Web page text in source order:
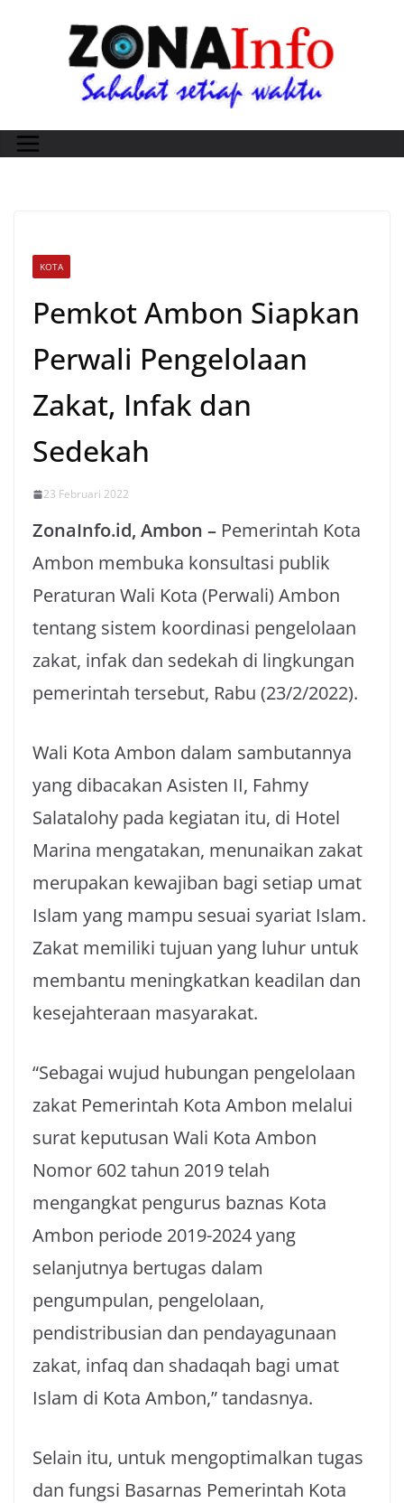
KOTA
Pemkot Ambon Siapkan
Perwali Pengelolaan
Zakat, Infak dan
Sedekah
23 Februari 2022
ZonaInfo.id, Ambon – Pemerintah Kota
Ambon membuka konsultasi publik
Peraturan Wali Kota (Perwali) Ambon
tentang sistem koordinasi pengelolaan
zakat, infak dan sedekah di lingkungan
pemerintah tersebut, Rabu (23/2/2022).
Wali Kota Ambon dalam sambutannya
yang dibacakan Asisten II, Fahmy
Salatalohy pada kegiatan itu, di Hotel
Marina mengatakan, menunaikan zakat
merupakan kewajiban bagi setiap umat
Islam yang mampu sesuai syariat Islam.
Zakat memiliki tujuan yang luhur untuk
membantu meningkatkan keadilan dan
kesejahteraan masyarakat.
“Sebagai wujud hubungan pengelolaan
zakat Pemerintah Kota Ambon melalui
surat keputusan Wali Kota Ambon
Nomor 602 tahun 2019 telah
mengangkat pengurus baznas Kota
Ambon periode 2019-2024 yang
selanjutnya bertugas dalam
pengumpulan, pengelolaan,
pendistribusian dan pendayagunaan
zakat, infaq dan shadaqah bagi umat
Islam di Kota Ambon,” tandasnya.
Selain itu, untuk mengoptimalkan tugas
dan fungsi Basarnas Pemerintah Kota